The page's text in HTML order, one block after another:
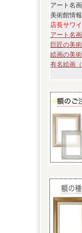
アート名
美術館情
店長サワ
アート名
巨匠の美
絵画の美
有名絵画